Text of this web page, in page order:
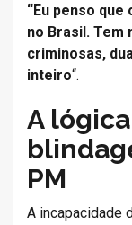
“Eu penso
no Brasil. Tem
criminosas,
inteiro“.
A
PM
A incapacidade